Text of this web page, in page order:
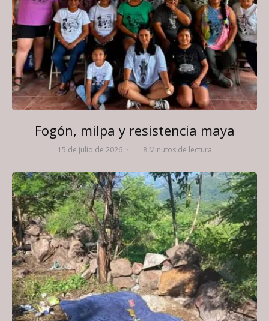
Fogón, milpa y resistencia maya
15 de julio de 2026 · · 8 Minutos de lectura